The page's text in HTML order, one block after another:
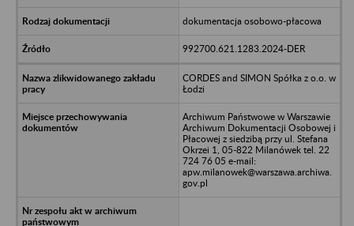
dokumentacja osobowo-płacowa
992700.621.1283.2024-DER
CORDES and SIMON Spółka z o.o. w
Łodzi
Archiwum Państwowe w Warszawie
Archiwum Dokumentacji Osobowej i
Płacowej z siedzibą przy ul. Stefana
Okrzei 1, 05-822 Milanówek tel. 22
724 76 05 e-mail:
apw.milanowek@warszawa.archiwa.
gov.pl